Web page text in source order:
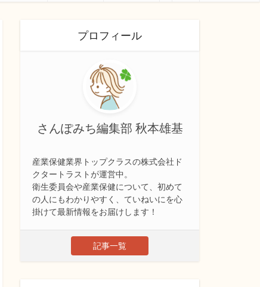
プロフィール
さんぽみち編集部 秋本雄基
産業保健業界トップクラスの株式会社ド
クタートラストが運営中。
衛生委員会や産業保健について、初めて
の人にもわかりやすく、ていねいにを心
掛けて最新情報をお届けします！
記事一覧